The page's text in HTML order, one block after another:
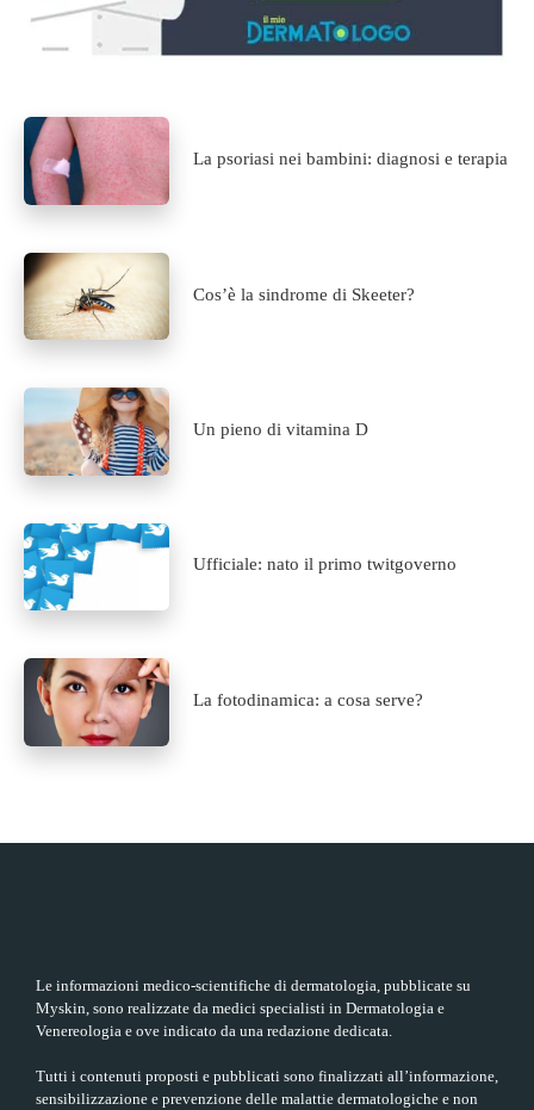
La psoriasi nei bambini: diagnosi e terapia
Cos’è la sindrome di Skeeter?
Un pieno di vitamina D
Ufficiale: nato il primo twitgoverno
La fotodinamica: a cosa serve?
Le informazioni medico-scientifiche di dermatologia, pubblicate su
Myskin, sono realizzate da medici specialisti in Dermatologia e
Venereologia e ove indicato da una redazione dedicata.
Tutti i contenuti proposti e pubblicati sono finalizzati all’informazione,
sensibilizzazione e prevenzione delle malattie dermatologiche e non